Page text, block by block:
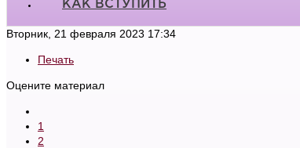
КАК ВСТУПИТЬ
Вторник, 21 февраля 2023 17:34
Печать
Оцените материал
1
2